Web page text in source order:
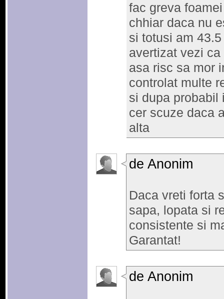
fac greva
chhiar daca nu
si totusi am
avertizat vezi
asa risc sa mor
controlat multe
si dupa probabil
cer scuze daca
alta
de Anonim
Daca vreti forta
sapa, lopata si
consistente si
Garantat!
de Anonim